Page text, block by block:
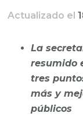
Actualizado el
La
resumido
tres
más y
públicos